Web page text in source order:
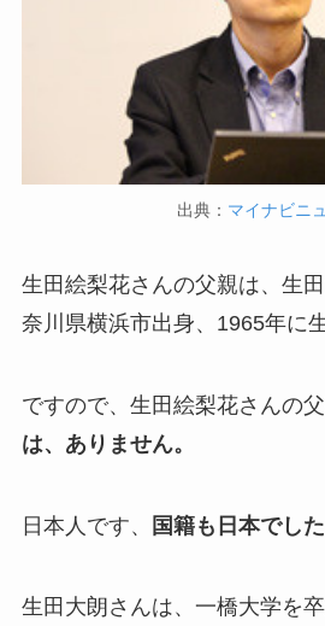
出典： マイナビニ
生田絵梨花さんの父親は、生
奈川県横浜市出身、1965年に
ですので、生田絵梨花さんの父
は、ありません。
日本人です、 国籍も日本でした
生田大朗さんは、一橋大学を